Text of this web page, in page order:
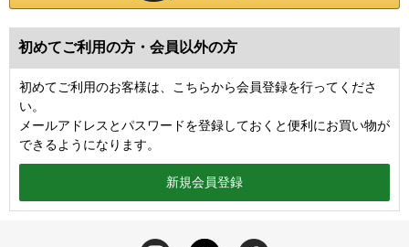
初めてご利用の方・会員以外の方
初めてご利用のお客様は、こちらから会員登録を行ってくださ
い。
メールアドレスとパスワードを登録しておくと便利にお買い物が
できるようになります。